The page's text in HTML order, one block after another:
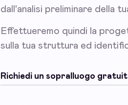
dall'analisi preliminare della
Effettueremo quindi la
sulla tua struttura ed
Richiedi un sopralluogo